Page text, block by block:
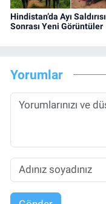
Hindistan’da Ayı Saldırısı
Sonrası Yeni Görüntüler
Yorumlar